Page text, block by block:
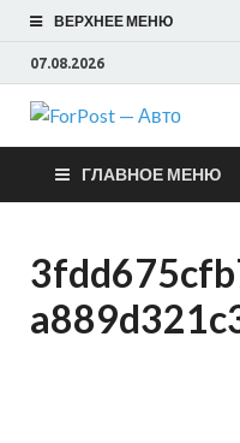
ВЕРХНЕЕ МЕНЮ
07.08.2026
ГЛАВНОЕ МЕНЮ